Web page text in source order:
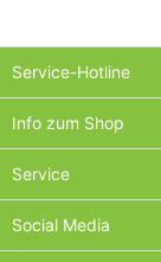
Service-Hotline
Info zum Shop
Service
Social Media